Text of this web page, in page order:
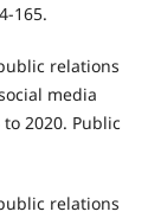
165.
relations
media
2020. Public
relations